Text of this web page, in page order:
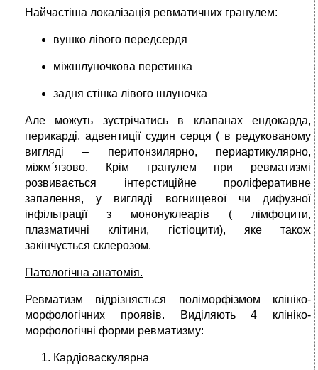
Найчастіша локалізація ревматичних гранулем:
вушко лівого передсердя
міжшлуночкова перетинка
задня стінка лівого шлуночка
Але можуть зустрічатись в клапанах ендокарда,
перикарді, адвентиції судин серця ( в редукованому
вигляді – перитонзилярно, периартикулярно,
міжм΄язово. Крім гранулем при ревматизмі
розвивається інтерстиційне проліферативне
запалення, у вигляді вогнищевої чи дифузної
інфільтрації з мононуклеарів ( лімфоцити,
плазматичні клітини, гістіоцити), яке також
закінчується склерозом.
Патологічна анатомія.
Ревматизм відрізняється поліморфізмом клініко-
морфологічних проявів. Виділяють 4 клініко-
морфологічні форми ревматизму:
Кардіоваскулярна